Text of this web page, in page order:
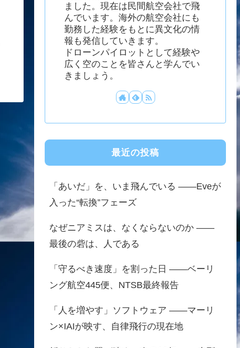
ました。現在は民間航空会社で飛
んでいます。海外の航空会社にも
勤務した経験をもとに異文化の情
報も発信していきます。
ドローンパイロットとして経験や
広く空のことを皆さんと学んでい
きましょう。
最近の投稿
「あいだ」を、いま飛んでいる ——Eveが
入った“転換”フェーズ
なぜニアミスは、なくならないのか ——
最後の砦は、人である
「守るべき速度」を割った日 ——ベーリ
ング航空445便、NTSB最終報告
「人を増やす」ソフトウェア ——マーリ
ン×IAIが映す、自律飛行の現在地